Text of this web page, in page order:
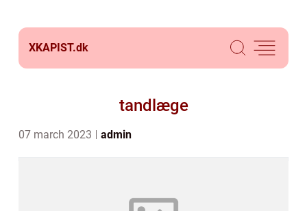
XKAPIST.dk
tandlæge
07 march 2023 admin